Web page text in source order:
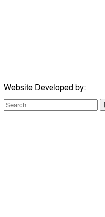
Website Developed by: